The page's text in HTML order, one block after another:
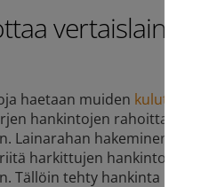
vertaislaina?
haetaan muiden
hankintojen
Lainarahan hakeminen voi
harkittujen hankintojen tai
Tällöin tehty hankinta ikään